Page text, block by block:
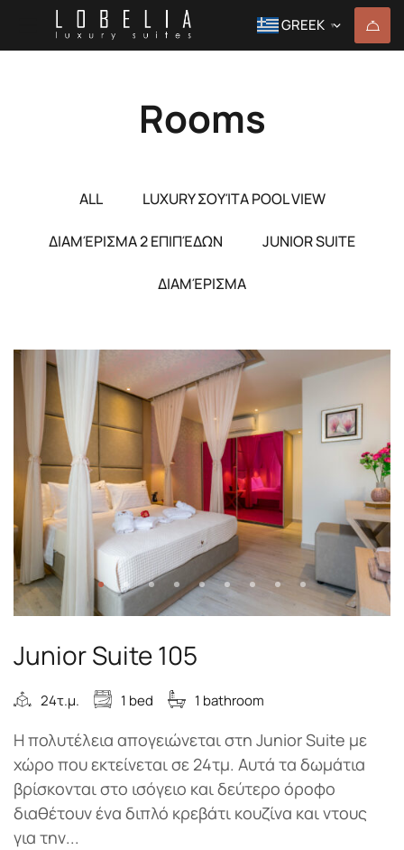
GREEK ▼
Rooms
ALL LUXURY ΣΟΥΊΤΑ POOL VIEW
ΔΙΑΜΈΡΙΣΜΑ 2 ΕΠΙΠΈΔΩΝ JUNIOR SUITE
ΔΙΑΜΈΡΙΣΜΑ
Junior Suite 105
24τ.μ. 1 bed 1 bathroom
Η πολυτέλεια απογειώνεται στη Junior Suite με
χώρο που εκτείνεται σε 24τμ. Αυτά τα δωμάτια
βρίσκονται στο ισόγειο και δεύτερο όροφο
διαθέτουν ένα διπλό κρεβάτι κουζίνα και ντους
για την...